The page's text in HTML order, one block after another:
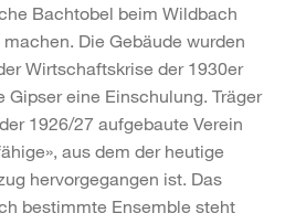
Bachtobel beim Wildbach
Die Gebäude wurden
Wirtschaftskrise der 1930er
eine Einschulung. Träger
1926/27 aufgebaute Verein
aus dem der heutige
hervorgegangen ist. Das
bestimmte Ensemble steht